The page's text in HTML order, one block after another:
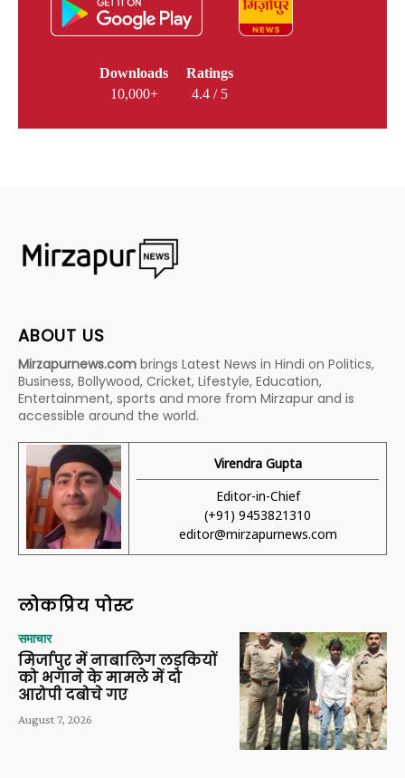
Downloads
10,000+
Ratings
4.4 / 5
ABOUT US
Mirzapurnews.com brings Latest News in Hindi on Politics,
Business, Bollywood, Cricket, Lifestyle, Education,
Entertainment, sports and more from Mirzapur and is
accessible around the world.
Virendra Gupta
Editor-in-Chief
(+91) 9453821310
editor@mirzapurnews.com
लोकप्रिय पोस्ट
समाचार
मिर्जापुर में नाबालिग लड़कियों
को भगाने के मामले में दो
आरोपी दबोचे गए
August 7, 2026